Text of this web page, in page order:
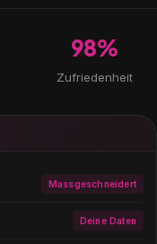
98%
Zufriedenheit
Massgeschneidert
Deine Daten